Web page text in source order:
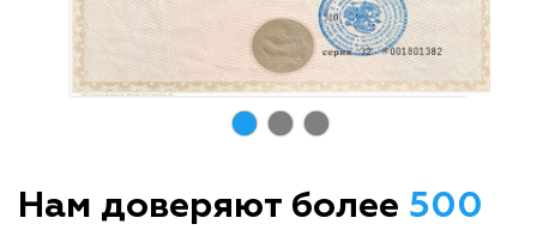
Нам доверяют более 500